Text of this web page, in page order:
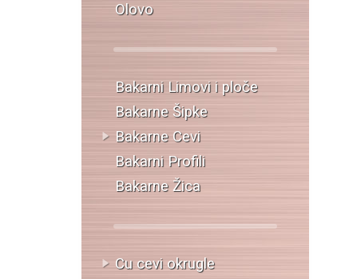
Olovo
Bakarni Limovi i ploče
Bakarne Šipke
Bakarne Cevi
Bakarni Profili
Bakarne Žica
Cu cevi okrugle